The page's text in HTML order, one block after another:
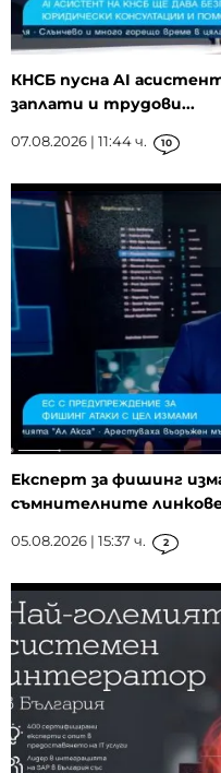
КНСБ пусна AI
заплати и трудови...
07.08.2026 | 11:44 ч. 10
Експерт за фишинг
съмнителните
05.08.2026 | 15:37 ч. 2